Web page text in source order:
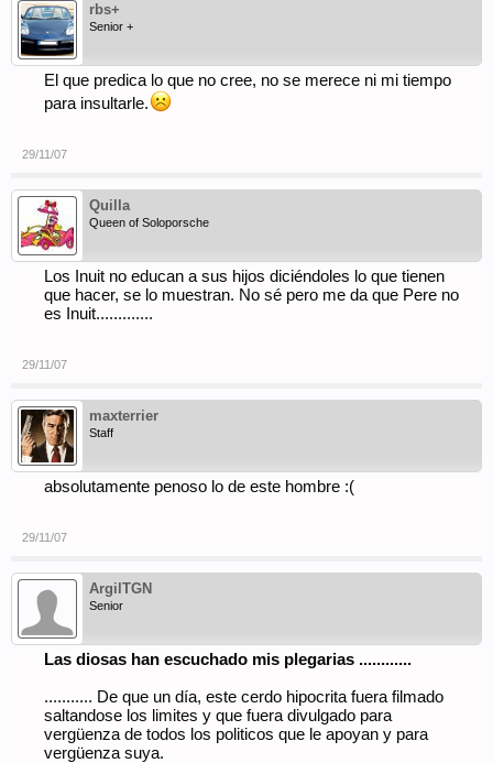
rbs+
Senior +
El que predica lo que no cree, no se merece ni mi tiempo
para insultarle.
29/11/07
Quilla
Queen of Soloporsche
Los Inuit no educan a sus hijos diciéndoles lo que tienen
que hacer, se lo muestran. No sé pero me da que Pere no
es Inuit.............
29/11/07
maxterrier
Staff
absolutamente penoso lo de este hombre :(
29/11/07
ArgilTGN
Senior
Las diosas han escuchado mis plegarias ............
........... De que un día, este cerdo hipocrita fuera filmado
saltandose los limites y que fuera divulgado para
vergüenza de todos los politicos que le apoyan y para
vergüenza suya.